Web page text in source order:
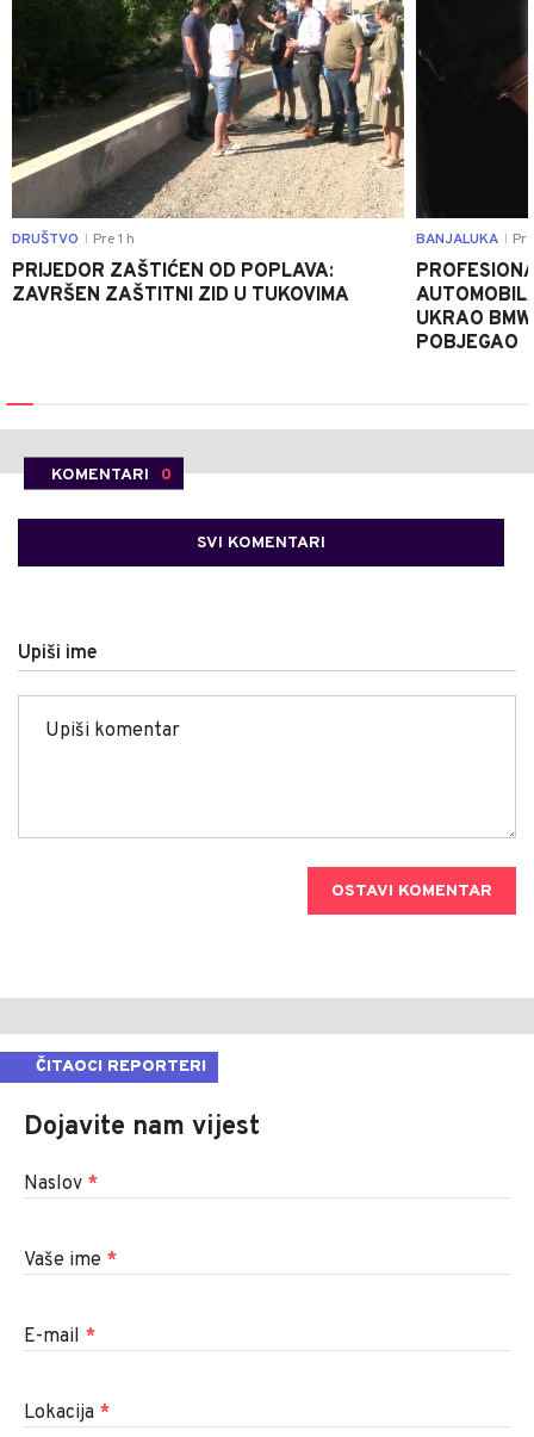
DRUŠTVO Pre 1 h
PRIJEDOR ZAŠTIĆEN OD POPLAVA:
ZAVRŠEN ZAŠTITNI ZID U TUKOVIMA
BANJALUKA
UKRAO
POBJEGAO
KOMENTARI 0
SVI KOMENTARI
Upiši ime
OSTAVI KOMENTAR
ČITAOCI REPORTERI
Dojavite nam vijest
Naslov *
Vaše ime *
E-mail *
Lokacija *